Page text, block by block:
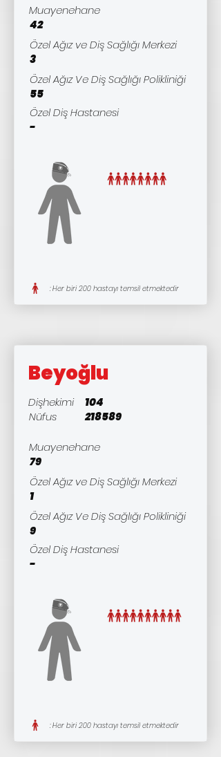
Muayenehane
42
Özel Ağız ve Diş Sağlığı Merkezi
3
Özel Ağız Ve Diş Sağlığı Polikliniği
55
Özel Diş Hastanesi
-
: Her biri 200 hastayı temsil etmektedir
Beyoğlu
Dişhekimi
104
Nüfus
218589
Muayenehane
79
Özel Ağız ve Diş Sağlığı Merkezi
1
Özel Ağız Ve Diş Sağlığı Polikliniği
9
Özel Diş Hastanesi
-
: Her biri 200 hastayı temsil etmektedir